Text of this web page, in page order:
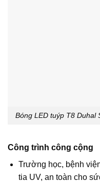
Bóng LED tuýp T8 Duhal
Công trình công cộng
Trường học, bệnh
tia UV, an toàn cho